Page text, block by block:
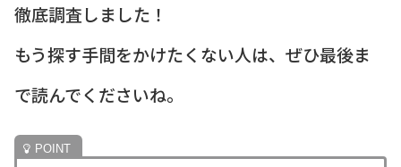
徹底調査しました！
もう探す手間をかけたくない人は、ぜひ最後ま
で読んでくださいね。